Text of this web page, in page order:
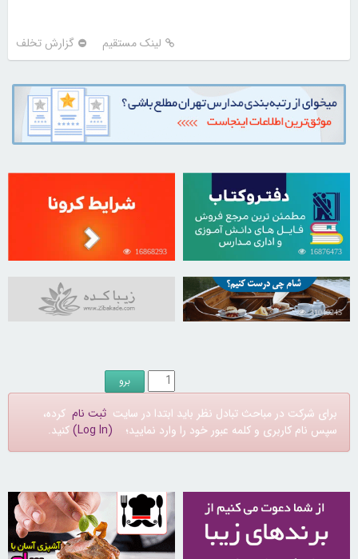
لینک مستقیم گزارش تخلف
16876473
16868293
31040245
برای شرکت در مباحث تبادل نظر باید ابتدا در سایت ثبت نام کرده،
سپس نام کاربری و کلمه عبور خود را وارد نمایید؛ (Log In) کنید.